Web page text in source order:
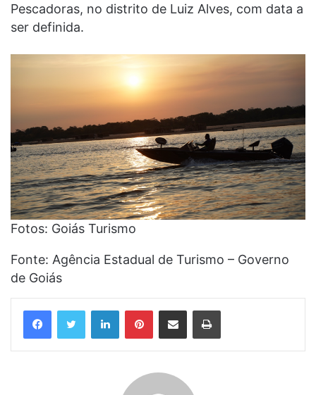
Pescadoras, no distrito de Luiz Alves, com data a
ser definida.
Fotos: Goiás Turismo
Fonte: Agência Estadual de Turismo – Governo
de Goiás
LinkedinPinterestCompartilhar via e-mail Imprimir